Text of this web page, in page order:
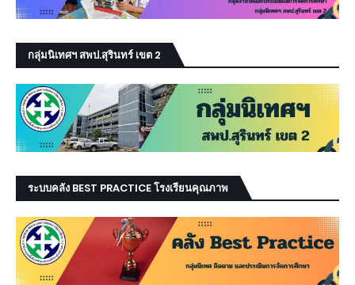
กลุ่มนิเทศฯ สพป.สุรินทร์ เขต 2
ระบบคลัง BEST PRACTICE โรงเรียนคุณภาพ